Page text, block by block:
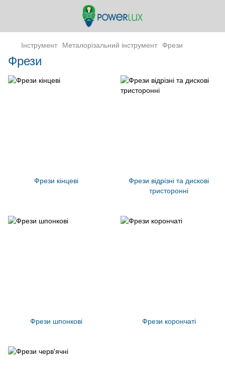
Інструмент Металорізальний інструмент Фрези
Фрези
Фрези кінцеві
Фрези відрізні та дискові
тристоронні
Фрези шпонкові Фрези корончаті